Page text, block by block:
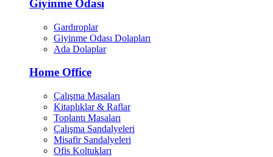
Giyinme Odası
Gardıroplar
Giyinme Odası Dolapları
Ada Dolaplar
Home Office
Çalışma Masaları
Kitaplıklar & Raflar
Toplantı Masaları
Çalışma Sandalyeleri
Misafir Sandalyeleri
Ofis Koltukları